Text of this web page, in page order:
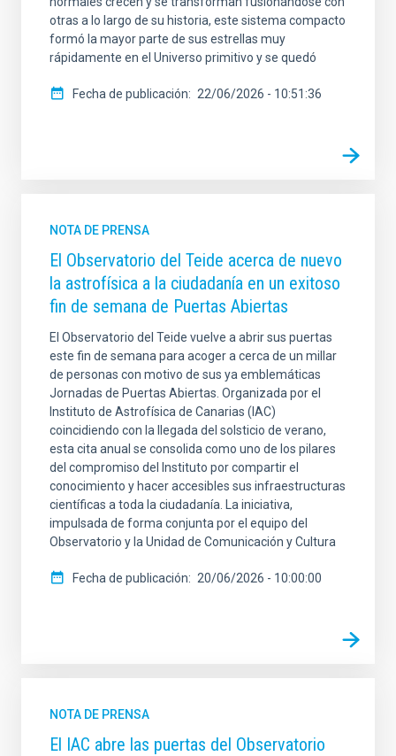
otras a lo largo de su historia, este sistema compacto
formó la mayor parte de sus estrellas muy
rápidamente en el Universo primitivo y se quedó
Fecha de publicación 22/06/2026 - 10:51:36
NOTA DE PRENSA
El Observatorio del Teide acerca de nuevo
la astrofísica a la ciudadanía en un exitoso
fin de semana de Puertas Abiertas
El Observatorio del Teide vuelve a abrir sus puertas
este fin de semana para acoger a cerca de un millar
de personas con motivo de sus ya emblemáticas
Jornadas de Puertas Abiertas. Organizada por el
Instituto de Astrofísica de Canarias (IAC)
coincidiendo con la llegada del solsticio de verano,
esta cita anual se consolida como uno de los pilares
del compromiso del Instituto por compartir el
conocimiento y hacer accesibles sus infraestructuras
científicas a toda la ciudadanía. La iniciativa,
impulsada de forma conjunta por el equipo del
Observatorio y la Unidad de Comunicación y Cultura
Fecha de publicación 20/06/2026 - 10:00:00
NOTA DE PRENSA
El IAC abre las puertas del Observatorio